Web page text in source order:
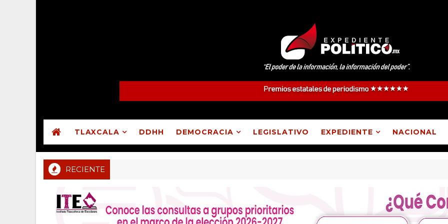
TLAXCALA DDHH DEMOCRACIA LEGISLATIVO EXPEDIENTE NACIONAL
RECIENTE